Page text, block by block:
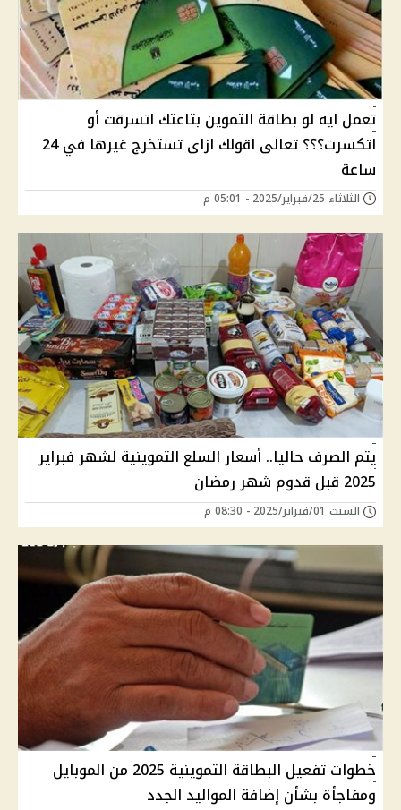
تعمل ايه لو بطاقة التموين بتاعتك اتسرقت أو
اتكسرت؟؟؟ تعالى اقولك ازاى تستخرج غيرها في 24
ساعة
الثلاثاء 25/فبراير/2025 - 05:01 م
يتم الصرف حاليا.. أسعار السلع التموينية لشهر فبراير
2025 قبل قدوم شهر رمضان
السبت 01/فبراير/2025 - 08:30 م
خطوات تفعيل البطاقة التموينية 2025 من الموبايل
ومفاجأة بشأن إضافة المواليد الجدد